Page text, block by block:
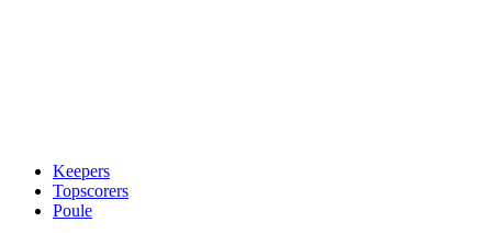
Keepers
Topscorers
Poule